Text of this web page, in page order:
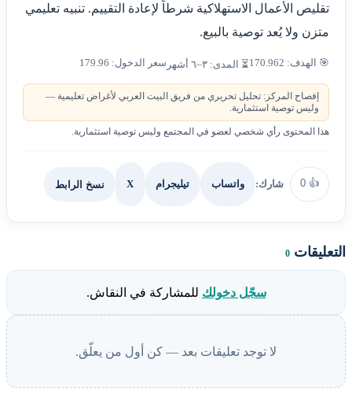
تقليص الأعمال الاستهلاكية شرطاً لإعادة التقييم. تنبيه تعليمي
متزن ولا يُعد توصية بالبيع.
🎯 الهدف: 170.962 ⏳ المدى: ٣–٦ أشهر سعر الدخول: 179.96
إفصاح المركز: تحليل تحريري من فريق البيت العربي لأغراض تعليمية —
وليس توصية استثمارية.
هذا المحتوى رأي شخصي لعضو في المجتمع وليس توصية استثمارية.
👍
0 شارك: واتساب تيليجرام X نسخ الرابط
التعليقات 0
سجّل دخولك للمشاركة في النقاش.
لا توجد تعليقات بعد — كن أول من يعلّق.